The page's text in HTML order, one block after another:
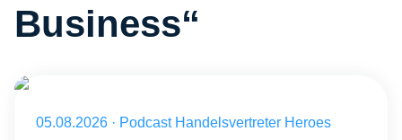
Business“
Veröffentlicht am 05.08.2026
05.08.2026 · Podcast Handelsvertreter Heroes